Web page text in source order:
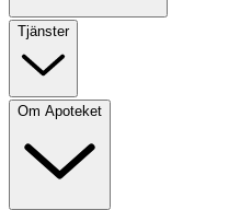
Tjänster
Om Apoteket